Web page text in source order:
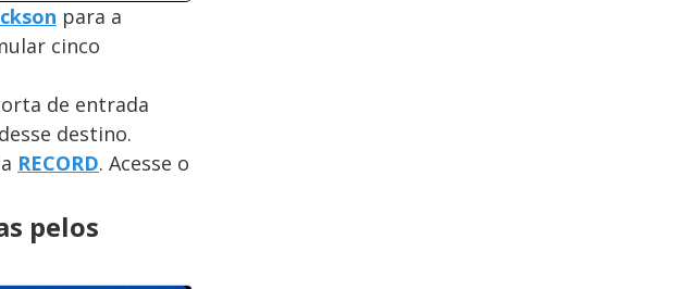
para a
cinco
de entrada
destino.
RECORD. Acesse o
pelos